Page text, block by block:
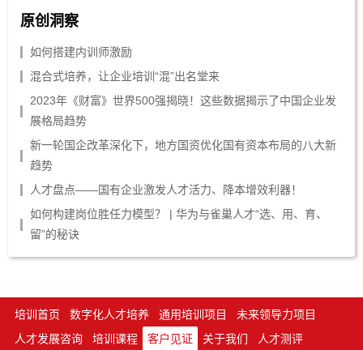
原创洞察
如何搭建内训师激励
混合式培养，让企业培训“混”出名堂来
2023年《财富》世界500强揭晓！这些数据揭示了中国企业发
展格局趋势
新一轮国企改革深化下，地方国资优化国有资本布局的八大新
趋势
人才盘点——国有企业激发人才活力、降本增效利器！
如何构建岗位胜任力模型？ | 华为与雀巢人才“选、用、育、
留”的秘诀
培训首页 数字化人才培养 通用培训项目
未来领导力项目
人才发展咨询
培训课程 客户见证 关于我们
人才测评